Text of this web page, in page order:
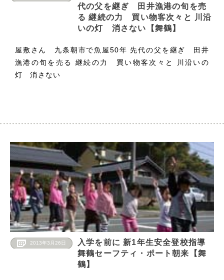
代の父を継ぎ 田井漁港の旬を売
る 継続の力 買い物客次々と 川沿
いの灯 消さない【舞鶴】
屋敷さん 九条朝市で魚屋50年 先代の父を継ぎ 田井
漁港の旬を売る 継続の力 買い物客次々と 川沿いの
灯 消さない
2013年3月26日
入学を前に 新1年生安全登校指導
舞鶴セーフティ・ポート朝来【舞
鶴】